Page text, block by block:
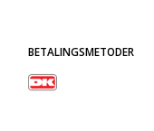
BETALINGSMETODER